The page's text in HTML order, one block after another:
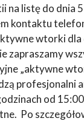
na listę do dnia
kontaktu
wtorki dla
zapraszamy
„aktywne
profesjonalni
od
Po